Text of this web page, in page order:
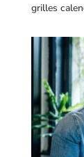
grilles